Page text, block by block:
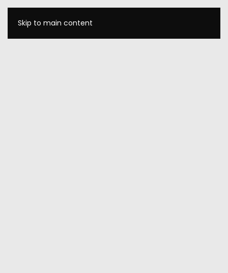
Skip to main content